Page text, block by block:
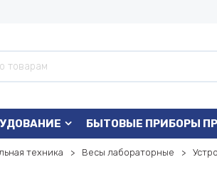
БЫТОВЫЕ ПРИБОРЫ
техника Весы лабораторные